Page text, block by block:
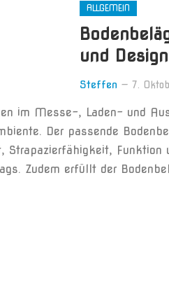
ALLGEMEIN
und Design
Steffen — 7.
im Messe-, Laden- und
Der passende
Strapazierfähigkeit,
Zudem erfüllt der